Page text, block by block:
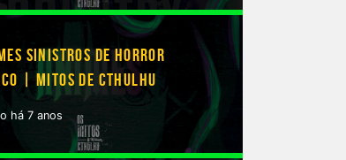
SINISTROS DE HORROR
| MITOS DE CTHULHU
há 7 anos